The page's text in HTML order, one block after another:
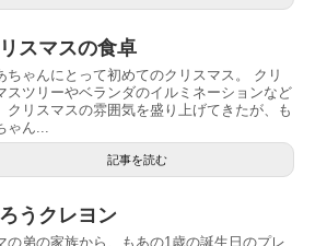
スマスの食卓
ちゃんにとって初めてのクリスマス。 クリ
スツリーやベランダのイルミネーションなど
クリスマスの雰囲気を盛り上げてきたが、も
ゃん...
記事を読む
うクレヨン
の弟の家族から、もあの1歳の誕生日のプレ